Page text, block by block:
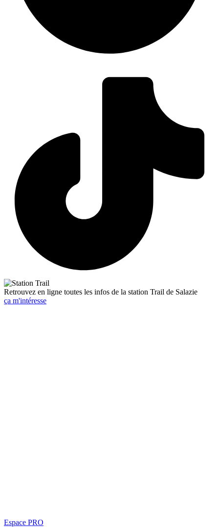
Retrouvez en ligne toutes les infos de la station Trail de Salazie
ça m'intéresse
Espace PRO